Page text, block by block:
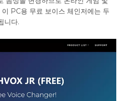
PC용 무료 보이스 체인저에는 두
니다.